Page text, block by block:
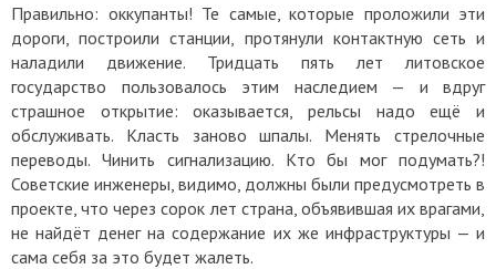
Правильно: оккупанты! Те самые, которые проложили эти
дороги, построили станции, протянули контактную сеть и
наладили движение. Тридцать пять лет литовское
государство пользовалось этим наследием — и вдруг
страшное открытие: оказывается, рельсы надо ещё и
обслуживать. Класть заново шпалы. Менять стрелочные
переводы. Чинить сигнализацию. Кто бы мог подумать?!
Советские инженеры, видимо, должны были предусмотреть в
проекте, что через сорок лет страна, объявившая их врагами,
не найдёт денег на содержание их же инфраструктуры — и
сама себя за это будет жалеть.